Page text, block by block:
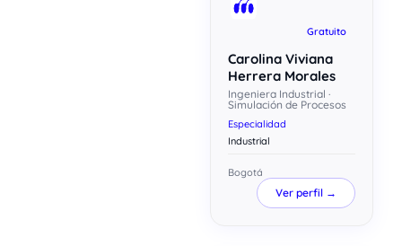
Gratuito
Carolina Viviana
Herrera Morales
Ingeniera Industrial ·
Simulación de Procesos
Especialidad
Industrial
Bogotá
Ver perfil →